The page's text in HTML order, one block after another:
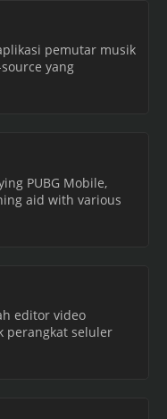
pemutar musik
yang
PUBG Mobile,
aid with various
editor video
perangkat seluler